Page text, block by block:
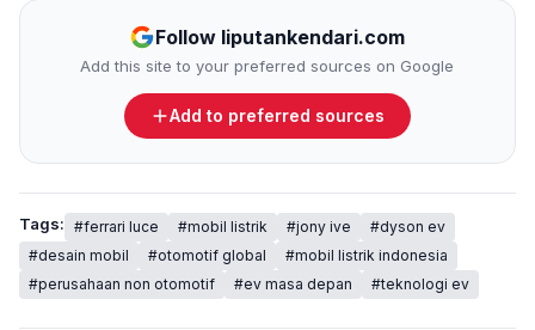
Follow liputankendari.com
Add this site to your preferred sources on Google
Add to preferred sources
Tags: #ferrari luce #mobil listrik #jony ive
#dyson ev
#desain mobil
#otomotif global
#mobil listrik indonesia
#perusahaan non otomotif
#ev masa depan #teknologi ev